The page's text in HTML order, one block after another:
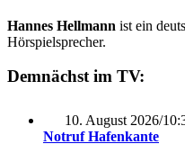
Hannes Hellmann ist ein
Hörspielsprecher.
Demnächst im TV:
10. August 2026/
Notruf Hafenkante